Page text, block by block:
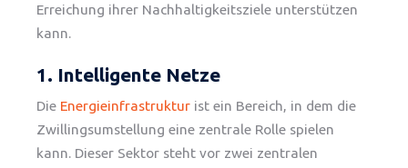
Erreichung ihrer Nachhaltigkeitsziele unterstützen
kann.
1. Intelligente Netze
Die Energieinfrastruktur ist ein Bereich, in dem die
Zwillingsumstellung eine zentrale Rolle spielen
kann. Dieser Sektor steht vor zwei zentralen